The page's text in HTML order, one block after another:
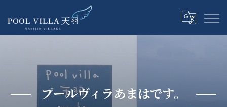
プールヴィラあまはです。